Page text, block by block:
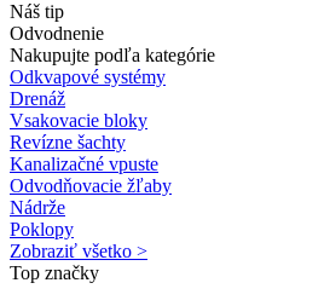
Náš tip
Odvodnenie
Nakupujte podľa kategórie
Odkvapové systémy
Drenáž
Vsakovacie bloky
Revízne šachty
Kanalizačné vpuste
Odvodňovacie žľaby
Nádrže
Poklopy
Zobraziť všetko >
Top značky